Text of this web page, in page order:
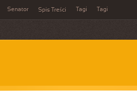
Senator Spis Treści Tagi Tagi